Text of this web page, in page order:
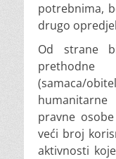
potrebnima,
drugo
Od strane
(samaca/
pravne
veći broj
aktivnosti